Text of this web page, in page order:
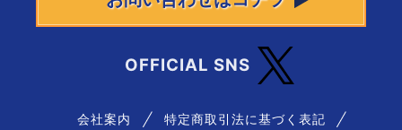
OFFICIAL SNS
会社案内 特定商取引法に基づく表記